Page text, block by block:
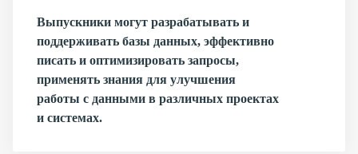
Выпускники могут разрабатывать и
поддерживать базы данных, эффективно
писать и оптимизировать запросы,
применять знания для улучшения
работы с данными в различных проектах
и системах.